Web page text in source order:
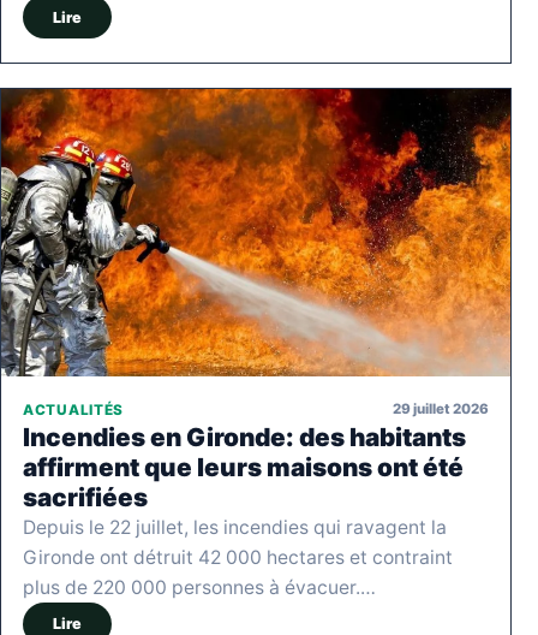
Lire
ACTUALITÉS 29 juillet 2026
Incendies en Gironde: des habitants
affirment que leurs maisons ont été
sacrifiées
Depuis le 22 juillet, les incendies qui ravagent la
Gironde ont détruit 42 000 hectares et contraint
plus de 220 000 personnes à évacuer.…
Lire